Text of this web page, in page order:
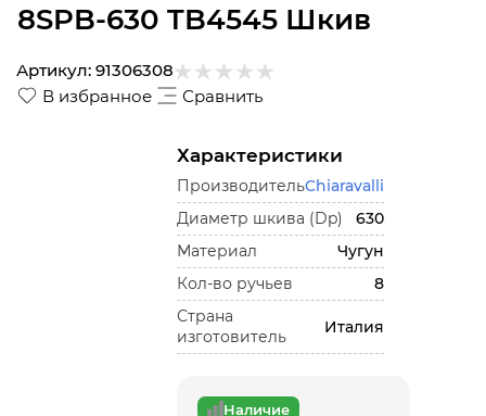
8SPB-630 TB4545 Шкив
В избранное Сравнить
Артикул: 91306308
Характеристики
ПроизводительChiaravalli
Диаметр шкива (Dp)
630
Материал
Чугун
Кол-во ручьев
8
Страна
изготовитель
Италия
Наличие